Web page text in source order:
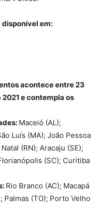
em:
acontece entre 23
e contempla os
Maceió (AL);
Luís (MA); João Pessoa
(RN); Aracaju (SE);
(SC); Curitiba
Rio Branco (AC); Macapá
Palmas (TO); Porto Velho